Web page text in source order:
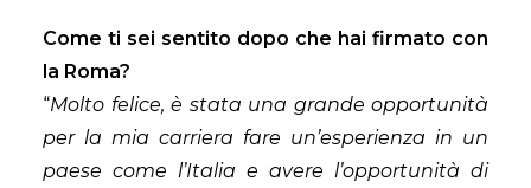
Come ti sei sentito dopo che hai firmato con
la Roma?
“Molto felice, è stata una grande opportunità
per la mia carriera fare un’esperienza in un
paese come l’Italia e avere l’opportunità di